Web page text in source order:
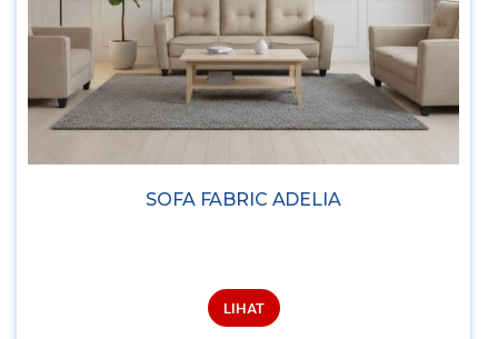
SOFA FABRIC ADELIA
LIHAT